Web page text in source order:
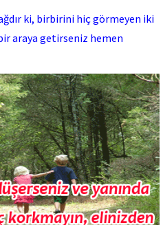
ki, birbirini hiç görmeyen iki
araya getirseniz hemen